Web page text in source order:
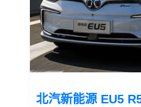
北汽新能源 EU5